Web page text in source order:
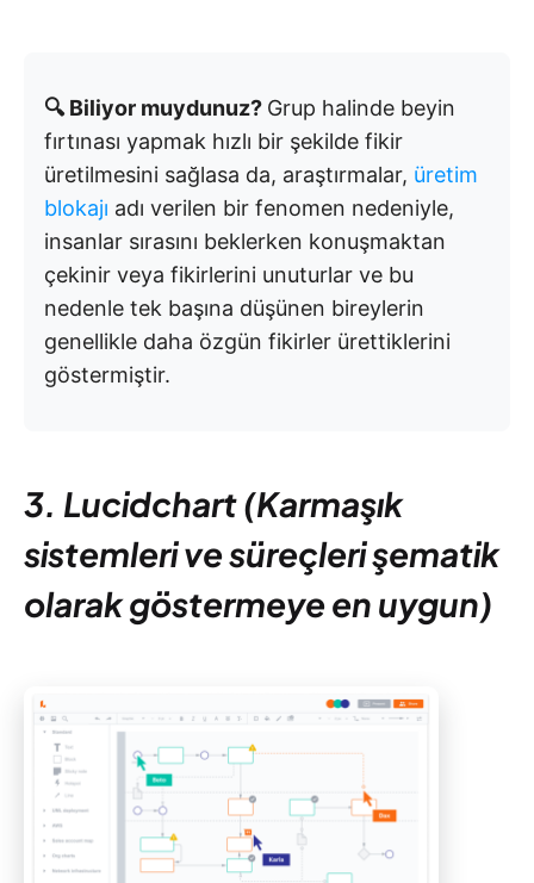
🔍 Biliyor muydunuz? Grup halinde beyin
fırtınası yapmak hızlı bir şekilde fikir
üretilmesini sağlasa da, araştırmalar, üretim
blokajı adı verilen bir fenomen nedeniyle,
insanlar sırasını beklerken konuşmaktan
çekinir veya fikirlerini unuturlar ve bu
nedenle tek başına düşünen bireylerin
genellikle daha özgün fikirler ürettiklerini
göstermiştir.
3. Lucidchart (Karmaşık
sistemleri ve süreçleri şematik
olarak göstermeye en uygun)